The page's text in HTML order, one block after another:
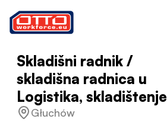
Skladišni radnik /
skladišna radnica u
Logistika, skladištenje
Głuchów